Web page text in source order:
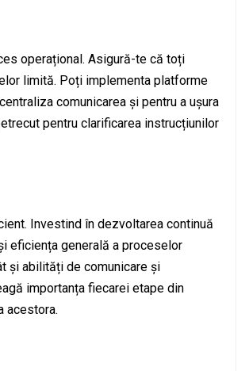
operațional. Asigură-te că toți
limită. Poți implementa platforme
comunicarea și pentru a ușura
pentru clarificarea instrucțiunilor
Investind în dezvoltarea continuă
eficiența generală a proceselor
și abilități de comunicare și
importanța fiecarei etape din
acestora.